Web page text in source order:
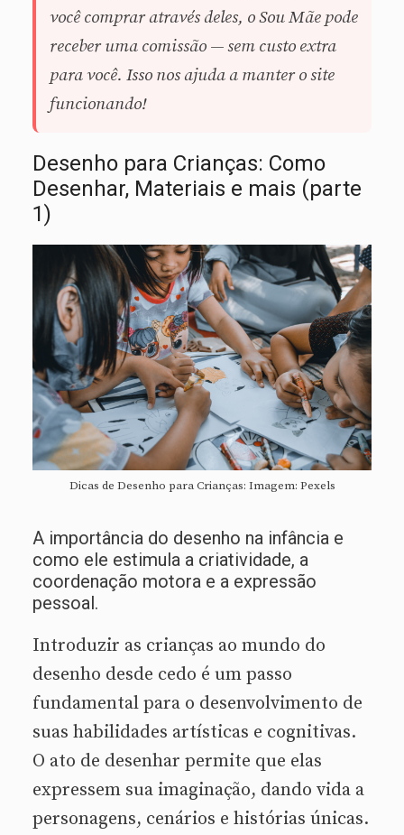
você comprar através deles, o Sou Mãe pode
receber uma comissão — sem custo extra
para você. Isso nos ajuda a manter o site
funcionando!
Desenho para Crianças: Como
Desenhar, Materiais e mais (parte
1)
Dicas de Desenho para Crianças: Imagem: Pexels
A importância do desenho na infância e
como ele estimula a criatividade, a
coordenação motora e a expressão
pessoal.
Introduzir as crianças ao mundo do
desenho desde cedo é um passo
fundamental para o desenvolvimento de
suas habilidades artísticas e cognitivas.
O ato de desenhar permite que elas
expressem sua imaginação, dando vida a
personagens, cenários e histórias únicas.